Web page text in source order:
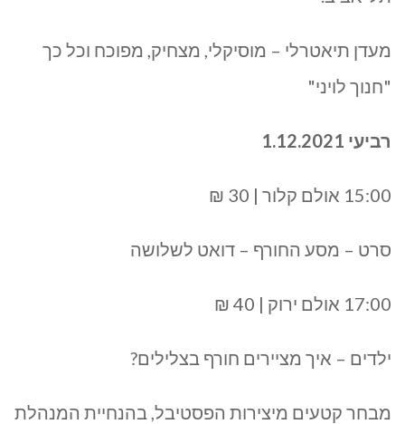
מעדן תיאטרלי – מוסיקלי, מצחיק, מפוכח וכל כך
"חנוך לויני"
רביעי 1.12.2021
15:00 אולם קלור | 30 ₪
סרט – מסע החורף – דואט לשלושה
17:00 אולם ירוק | 40 ₪
ילדים – איך מציירים חורף בצלילים?
מבחר קטעים מיצירות הפסטיבל, בהנחיית המנהלת